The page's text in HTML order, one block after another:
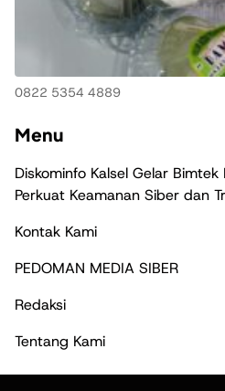
0822 5354 4889
Menu
Diskominfo Kalsel Gelar
Perkuat Keamanan Siber dan
Kontak Kami
PEDOMAN MEDIA SIBER
Redaksi
Tentang Kami